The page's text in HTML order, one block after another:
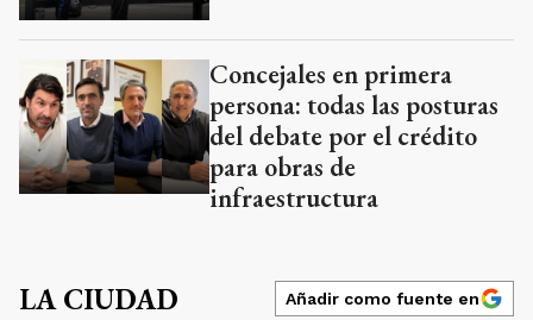
Concejales en primera
persona: todas las posturas
del debate por el crédito
para obras de
infraestructura
LA CIUDAD Añadir como fuente en